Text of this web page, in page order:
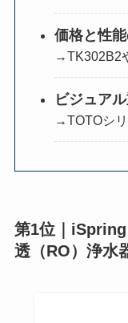
価格と性
→TK302B2
ビジュア
→TOTOシ
第1位｜
透（RO）浄水